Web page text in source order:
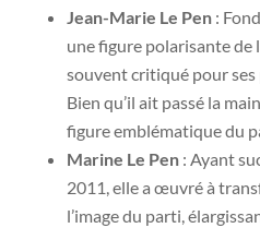
Jean-Marie Le Pen:
une figure polarisante de
souvent critiqué pour
Bien qu’il ait passé la
figure emblématique du
Marine Le Pen: Ayant
2011, elle a œuvré à
l’image du parti,